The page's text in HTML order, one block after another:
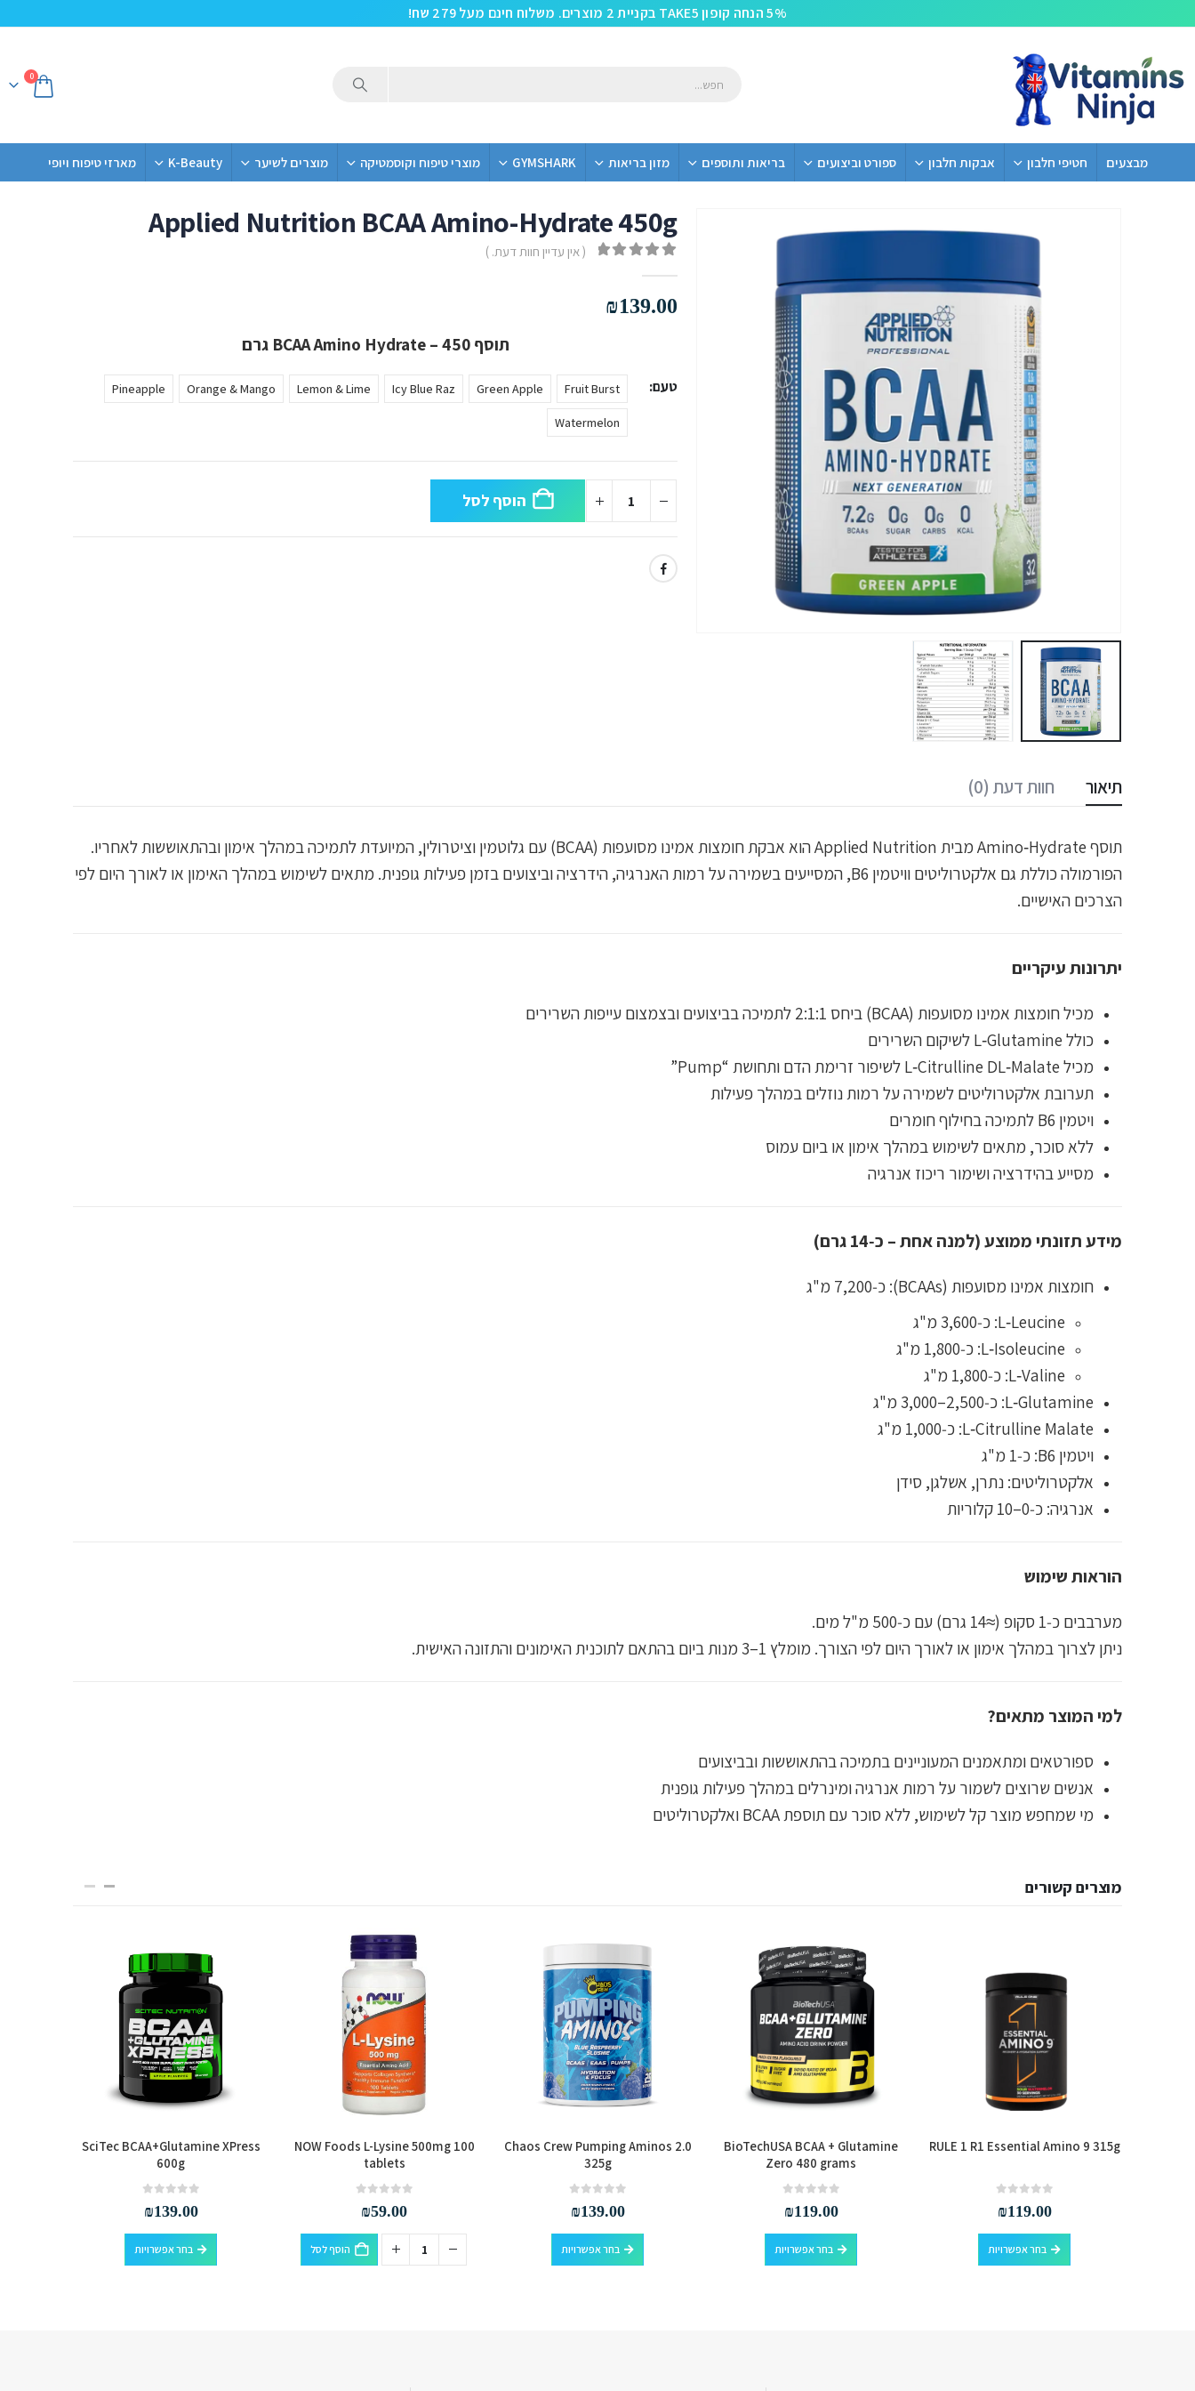
5% הנחה קופון TAKE5 בקניית 2 מוצרים. משלוח חינם מעל 279 שח!
0
מבצעים חטיפי חלבון אבקות חלבון ספורט וביצועים בריאות ותוספים מזון בריאות GYMSHARK מוצרי טיפוח וקוסמטיקה מוצרים לשיער K-Beauty מארזי טיפוח ויופי
Applied Nutrition BCAA Amino-Hydrate 450g
( אין עדיין חוות דעת. )
₪139.00
תוסף BCAA Amino Hydrate – 450 גרם
טעם Fruit Burst
Green Apple
Icy Blue Raz
Lemon & Lime
Orange & Mango
Pineapple
Watermelon
הוסף לסל
תיאור חוות דעת (0)
תוסף Amino‑Hydrate מבית Applied Nutrition הוא אבקת חומצות אמינו מסועפות (BCAA) עם גלוטמין וציטרולין, המיועדת לתמיכה במהלך אימון ובהתאוששות לאחריו.
הפורמולה כוללת גם אלקטרוליטים וויטמין B6, המסייעים בשמירה על רמות האנרגיה, הידרציה וביצועים בזמן פעילות גופנית. מתאים לשימוש במהלך האימון או לאורך היום לפי
הצרכים האישיים.
יתרונות עיקריים
מכיל חומצות אמינו מסועפות (BCAA) ביחס 2:1:1 לתמיכה בביצועים ובצמצום עייפות השרירים
כולל L‑Glutamine לשיקום השרירים
מכיל L‑Citrulline DL‑Malate לשיפור זרימת הדם ותחושת “Pump”
תערובת אלקטרוליטים לשמירה על רמות נוזלים במהלך פעילות
ויטמין B6 לתמיכה בחילוף חומרים
ללא סוכר, מתאים לשימוש במהלך אימון או ביום עמוס
מסייע בהידרציה ושימור ריכוז אנרגיה
מידע תזונתי ממוצע (למנה אחת – כ‑14 גרם)
חומצות אמינו מסועפות (BCAAs): כ‑7,200 מ"ג
L‑Leucine: כ‑3,600 מ"ג
L‑Isoleucine: כ‑1,800 מ"ג
L‑Valine: כ‑1,800 מ"ג
L‑Glutamine: כ‑2,500–3,000 מ"ג
L‑Citrulline Malate: כ‑1,000 מ"ג
ויטמין B6: כ‑1 מ"ג
אלקטרוליטים: נתרן, אשלגן, סידן
אנרגיה: כ‑0–10 קלוריות
הוראות שימוש
מערבבים כ‑1 סקופ (≈14 גרם) עם כ‑500 מ"ל מים.
ניתן לצרוך במהלך אימון או לאורך היום לפי הצורך. מומלץ 1–3 מנות ביום בהתאם לתוכנית האימונים והתזונה האישית.
למי המוצר מתאים?
ספורטאים ומתאמנים המעוניינים בתמיכה בהתאוששות ובביצועים
אנשים שרוצים לשמור על רמות אנרגיה ומינרלים במהלך פעילות גופנית
מי שמחפש מוצר קל לשימוש, ללא סוכר עם תוספת BCAA ואלקטרוליטים
מוצרים קשורים
RULE 1 R1 Essential Amino 9 315g
₪119.00
בחר אפשרויות
למוצר זה יש מספר סוגים. ניתן לבחור את האפשרויות בעמוד המוצר
BioTechUSA BCAA + Glutamine
Zero 480 grams
₪119.00
בחר אפשרויות
למוצר זה יש מספר סוגים. ניתן לבחור את האפשרויות בעמוד המוצר
Chaos Crew Pumping Aminos 2.0
325g
₪139.00
בחר אפשרויות
למוצר זה יש מספר סוגים. ניתן לבחור את האפשרויות בעמוד המוצר
NOW Foods L-Lysine 500mg 100
tablets
₪59.00
הוסף לסל
SciTec BCAA+Glutamine XPress
600g
₪139.00
בחר אפשרויות
למוצר זה יש מספר סוגים. ניתן לבחור את האפשרויות בעמוד המוצר